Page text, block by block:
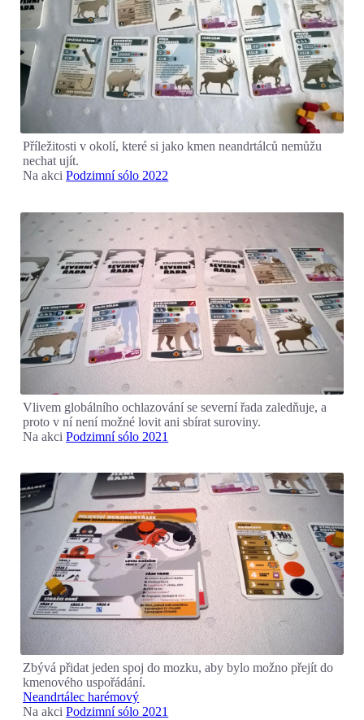
Příležitosti v okolí, které si jako kmen neandrtálců nemůžu
nechat ujít.
Na akciPodzimní sólo 2022
Vlivem globálního ochlazování se severní řada zaledňuje, a
proto v ní není možné lovit ani sbírat suroviny.
Na akciPodzimní sólo 2021
Zbývá přidat jeden spoj do mozku, aby bylo možno přejít do
kmenového uspořádání.
Neandrtálec harémový
Na akciPodzimní sólo 2021